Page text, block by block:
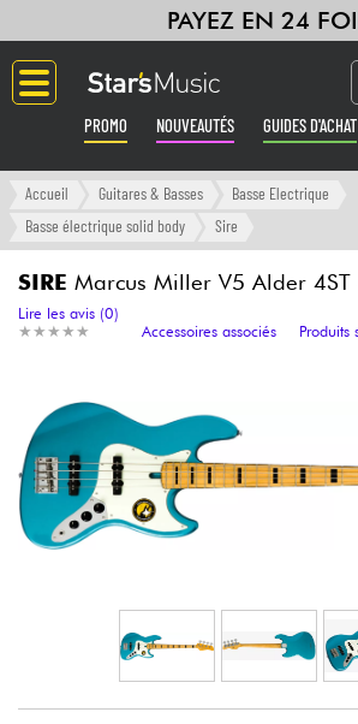
PAYEZ EN 24
PROMO NOUVEAUTÉS GUIDES D'ACHAT
Langue
Amplis & Effets
Synthés & Sampleurs
Home Studio
Accueil Guitares & Basses
Basse Electrique
Basse électrique solid body
Sire
SIRE Marcus Miller V5 Alder
★ ★ ★ ★ ★
★ ★ ★ ★ ★
Lire les avis (0)
Accessoires associés
Produits